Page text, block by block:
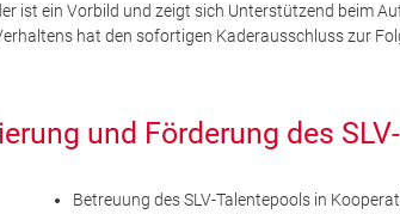
ist ein Vorbild und zeigt sich Unterstützend beim
hat den sofortigen Kaderausschluss zur
und Förderung des
Betreuung des SLV-Talentepools in